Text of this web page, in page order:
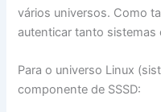
vários universos. Como
autenticar tanto
Para o universo Linux
componente de SSSD: